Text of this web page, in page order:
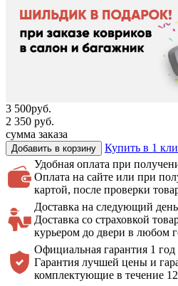
3 500руб.
2 350 руб.
сумма заказа
Добавить в корзину
Купить в 1
Удобная оплата при
Оплата на сайте или при
картой, после проверки
Доставка на следующий день
Доставка со страховкой
курьером до двери в любом
Официальная гарантия 1 год
Гарантия лучшей цены и
комплектующие в течение